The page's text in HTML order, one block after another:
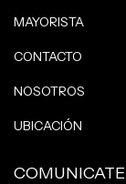
MAYORISTA
CONTACTO
NOSOTROS
UBICACIÓN
COMUNICATE